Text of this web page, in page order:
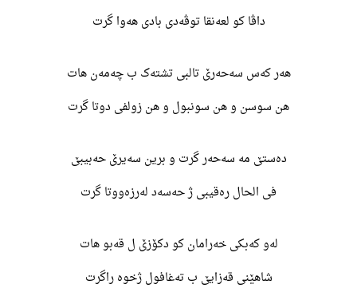
داڤا کو لعەنقا توڤەدی بادی هەوا گرت
هەر کەس سەحەرێ تالبی تشتەک ب چەمەن هات
هن سوسن و هن سونبول و هن زولفی دوتا گرت
دەستێ مە سەحەر گرت و برین سەیرێ حەبیبێ
فی الحال رەقیبی ژ حەسەد لەرزەووتا گرت
لەو کەبکی خەرامان کو دکۆزێ ل قەبو هات
شاهێنی قەزایێ ب تەغافول ژخوە راگرت